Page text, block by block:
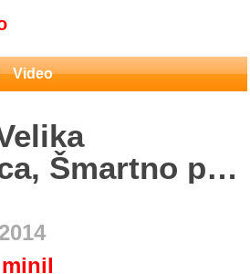
Video
Šmartno pri